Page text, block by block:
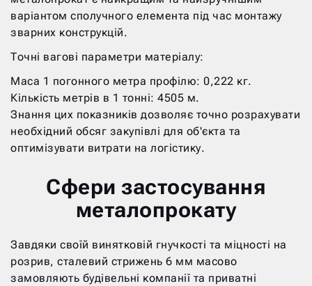
варіантом сполучного елемента під час монтажу
зварних конструкцій.
Точні вагові параметри матеріалу:
Маса 1 погонного метра профілю: 0,222 кг.
Кількість метрів в 1 тонні: 4505 м.
Знання цих показників дозволяє точно розрахувати
необхідний обсяг закупівлі для об'єкта та
оптимізувати витрати на логістику.
Сфери застосування
металопрокату
Завдяки своїй винятковій гнучкості та міцності на
розрив, сталевий стрижень 6 мм масово
замовляють будівельні компанії та приватні